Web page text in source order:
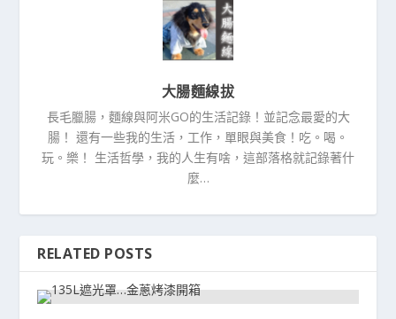
大腸麵線拔
長毛臘腸，麵線與阿米GO的生活記錄！並記念最愛的大
腸！ 還有一些我的生活，工作，單眼與美食！吃。喝。
玩。樂！ 生活哲學，我的人生有啥，這部落格就記錄著什
麼…
RELATED POSTS